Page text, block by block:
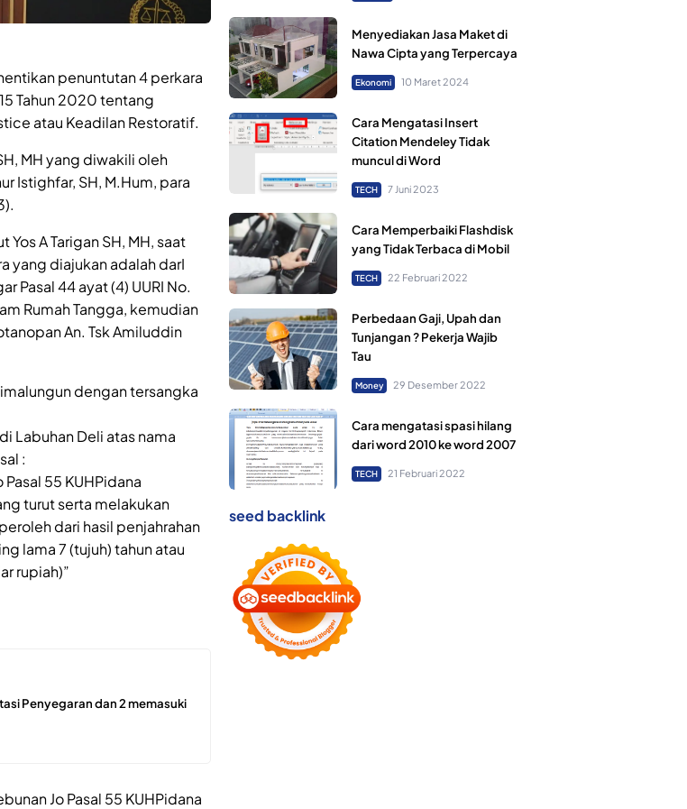
penuntutan 4 perkara
Tahun 2020 tentang
atau Keadilan Restoratif.
MH yang diwakili oleh
Istighfar, SH, M.Hum, para
A Tarigan SH, MH, saat
yang diajukan adalah darI
Pasal 44 ayat (4) UURI No.
Rumah Tangga, kemudian
An. Tsk Amiluddin
dengan tersangka
Labuhan Deli atas nama
:
Pasal 55 KUHPidana
turut serta melakukan
dari hasil penjahrahan
lama 7 (tujuh) tahun atau
rupiah)”
Penyegaran dan 2 memasuki
Jo Pasal 55 KUHPidana
Menyediakan Jasa Maket di
Nawa Cipta yang Terpercaya
Ekonomi 10 Maret 2024
Cara Mengatasi Insert
Citation Mendeley Tidak
muncul di Word
TECH 7 Juni 2023
Cara Memperbaiki Flashdisk
yang Tidak Terbaca di Mobil
TECH 22 Februari 2022
Perbedaan Gaji, Upah dan
Tunjangan ? Pekerja Wajib
Tau
Money 29 Desember 2022
Cara mengatasi spasi hilang
dari word 2010 ke word 2007
TECH 21 Februari 2022
seed backlink